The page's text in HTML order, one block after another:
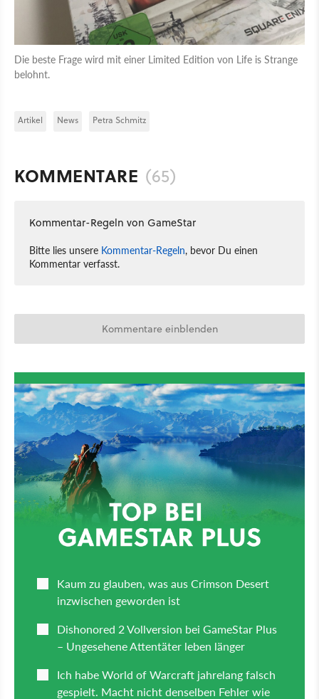
Die beste Frage wird mit einer Limited Edition von Life is Strange
belohnt.
Artikel News Petra Schmitz
KOMMENTARE (65)
Kommentar-Regeln von GameStar
Bitte lies unsere Kommentar-Regeln, bevor Du einen
Kommentar verfasst.
Kommentare einblenden